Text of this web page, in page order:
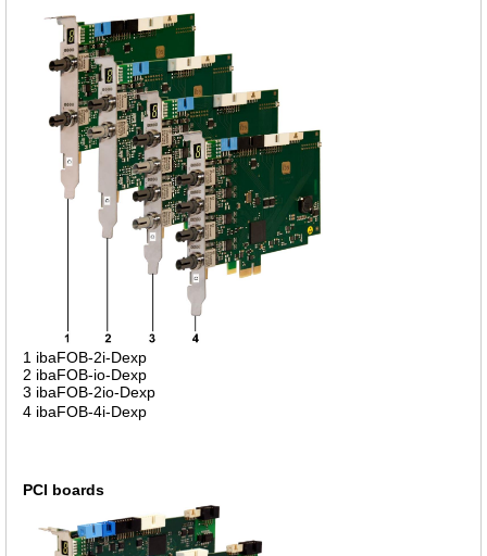
1 ibaFOB-2i-Dexp
2 ibaFOB-io-Dexp
3 ibaFOB-2io-Dexp
4 ibaFOB-4i-Dexp
PCI boards